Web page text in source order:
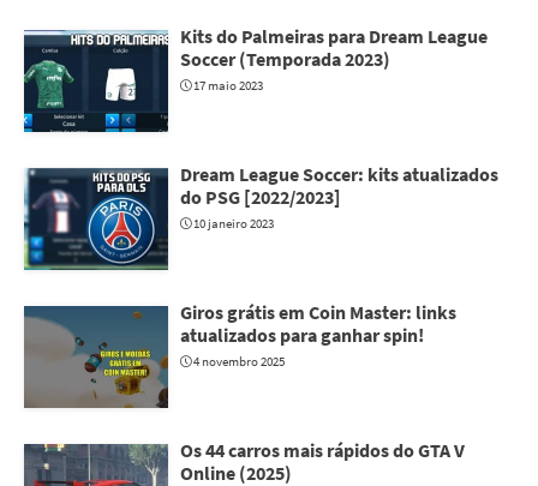
Kits do Palmeiras para Dream League
Soccer (Temporada 2023)
17 maio 2023
Dream League Soccer: kits atualizados
do PSG [2022/2023]
10 janeiro 2023
Giros grátis em Coin Master: links
atualizados para ganhar spin!
4 novembro 2025
Os 44 carros mais rápidos do GTA V
Online (2025)